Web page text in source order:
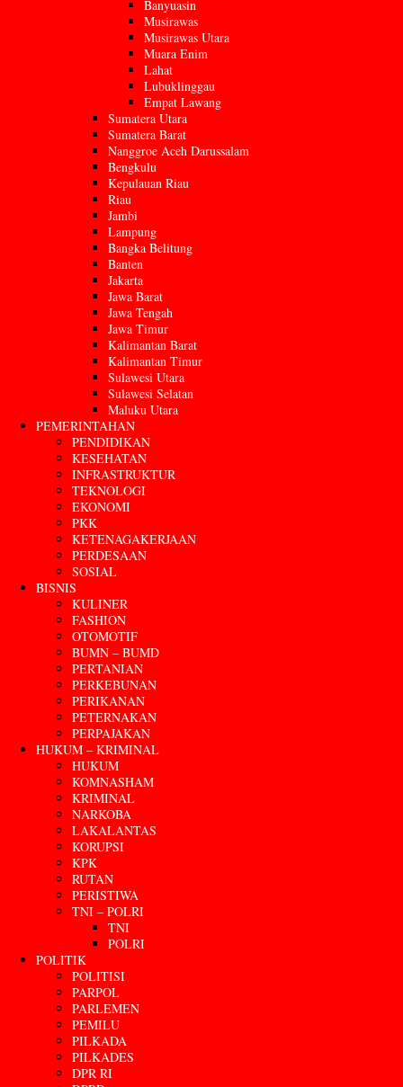
Banyuasin
Musirawas
Musirawas Utara
Muara Enim
Lahat
Lubuklinggau
Empat Lawang
Sumatera Utara
Sumatera Barat
Nanggroe Aceh Darussalam
Bengkulu
Kepulauan Riau
Riau
Jambi
Lampung
Bangka Belitung
Banten
Jakarta
Jawa Barat
Jawa Tengah
Jawa Timur
Kalimantan Barat
Kalimantan Timur
Sulawesi Utara
Sulawesi Selatan
Maluku Utara
PEMERINTAHAN
PENDIDIKAN
KESEHATAN
INFRASTRUKTUR
TEKNOLOGI
EKONOMI
PKK
KETENAGAKERJAAN
PERDESAAN
SOSIAL
BISNIS
KULINER
FASHION
OTOMOTIF
BUMN – BUMD
PERTANIAN
PERKEBUNAN
PERIKANAN
PETERNAKAN
PERPAJAKAN
HUKUM – KRIMINAL
HUKUM
KOMNASHAM
KRIMINAL
NARKOBA
LAKALANTAS
KORUPSI
KPK
RUTAN
PERISTIWA
TNI – POLRI
TNI
POLRI
POLITIK
POLITISI
PARPOL
PARLEMEN
PEMILU
PILKADA
PILKADES
DPR RI